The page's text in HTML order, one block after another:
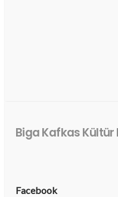
Biga Kafkas Kültür
Facebook